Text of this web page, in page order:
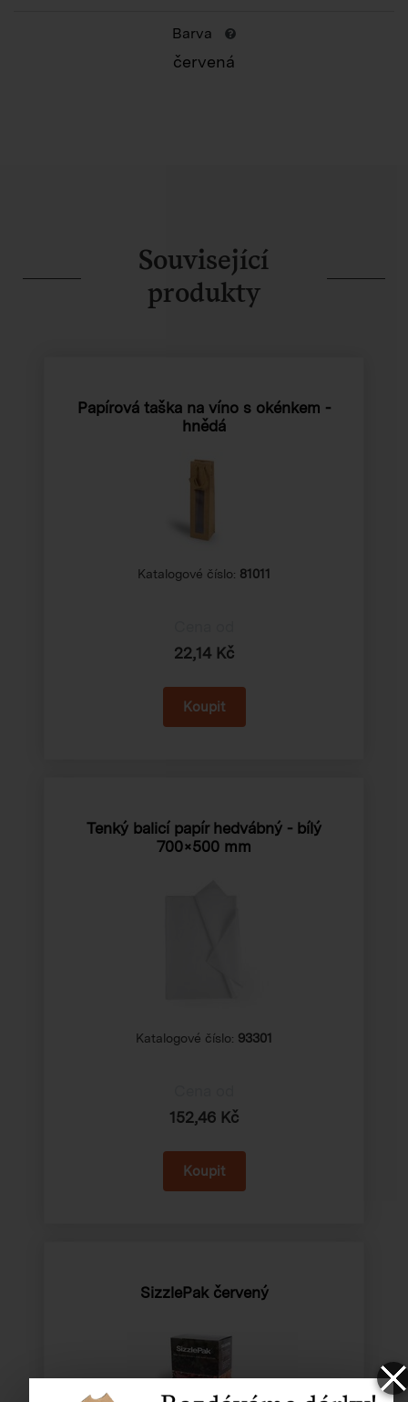
Barva
červená
Související
produkty
Papírová taška na víno s okénkem -
hnědá
Katalogové číslo: 81011
22,14 Kč
Tenký balicí papír hedvábný - bílý
700×500 mm
Katalogové číslo: 93301
152,46 Kč
SizzlePak červený